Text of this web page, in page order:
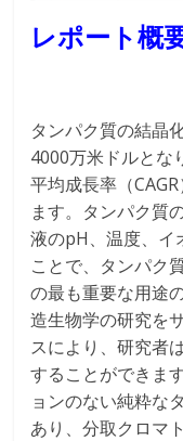
レポート概
タンパク質の結晶
4000万米ドルとな
平均成長率（
ます。タンパク質
液のpH、温度、イ
ことで、タンパク
の最も重要な用途
造生物学の研究を
スにより、研究者
することができま
ョンのない純粋な
あり、分取クロマ